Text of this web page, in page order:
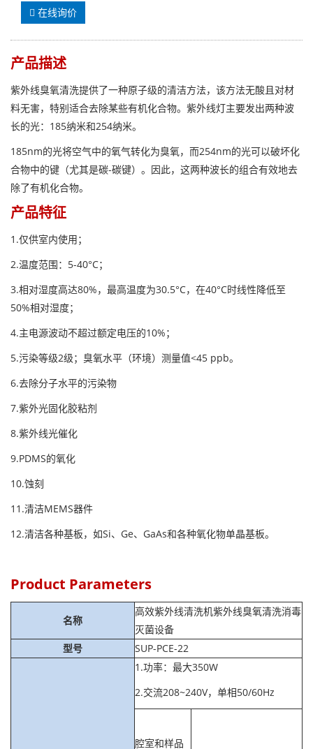
在线询价
产品描述
紫外线臭氧清洗提供了一种原子级的清洁方法，该方法无酸且对材
料无害，特别适合去除某些有机化合物。紫外线灯主要发出两种波
长的光：185纳米和254纳米。
185nm的光将空气中的氧气转化为臭氧，而254nm的光可以破坏化
合物中的键（尤其是碳-碳键）。因此，这两种波长的组合有效地去
除了有机化合物。
产品特征
1.仅供室内使用；
2.温度范围：5-40°C；
3.相对湿度高达80%，最高温度为30.5°C，在40°C时线性降低至
50%相对湿度；
4.主电源波动不超过额定电压的10%；
5.污染等级2级；臭氧水平（环境）测量值<45 ppb。
6.去除分子水平的污染物
7.紫外光固化胶粘剂
8.紫外线光催化
9.PDMS的氧化
10.蚀刻
11.清洁MEMS器件
12.清洁各种基板，如Si、Ge、GaAs和各种氧化物单晶基板。
Product Parameters
名称
高效紫外线清洗机紫外线臭氧清洗消毒
灭菌设备
型号
SUP-PCE-22
1.功率：最大350W
2.交流208~240V，单相50/60Hz
腔室和样品